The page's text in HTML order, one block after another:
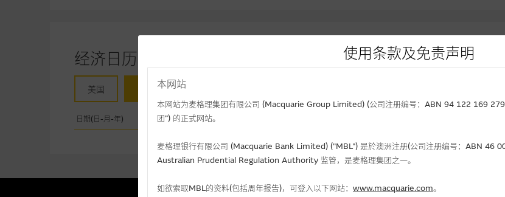
经济日历
美国
日期(日-月-年) 事件
使用条款及免责声明
本网站
本网站为麦格理集团有限公司 (Macquarie Group Limited) (公司注册编号：ABN 94 122 169
团”) 的正式网站。
麦格理银行有限公司 (Macquarie Bank Limited) ("MBL") 是於澳洲注册(公司注册编号：ABN 46
Australian Prudential Regulation Authority 监管，是麦格理集团之一。
如欲索取MBL的资料(包括周年报告)，可登入以下网站： www.macquarie.com。